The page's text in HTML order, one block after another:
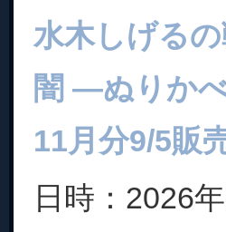
水木しげる
闇 ―ぬりか
11月分9/5販
日時：2026